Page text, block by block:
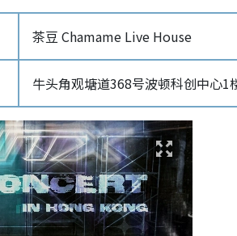
茶豆 Chamame Live House
牛头角观塘道368号波顿科创中心1